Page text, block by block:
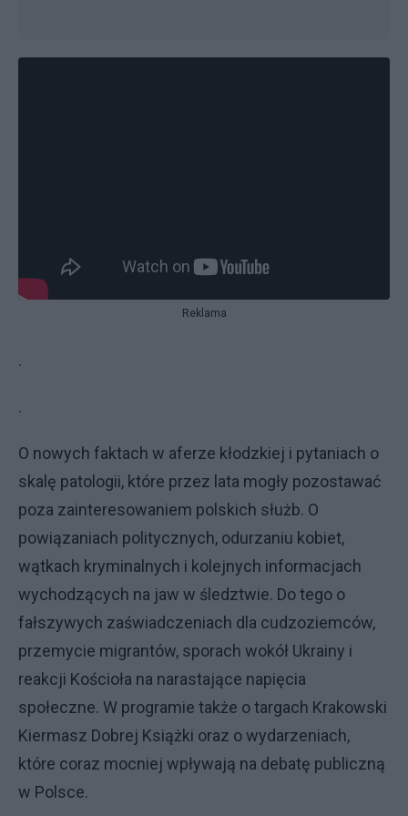
Reklama
.
.
O nowych faktach w aferze kłodzkiej i pytaniach o
skalę patologii, które przez lata mogły pozostawać
poza zainteresowaniem polskich służb. O
powiązaniach politycznych, odurzaniu kobiet,
wątkach kryminalnych i kolejnych informacjach
wychodzących na jaw w śledztwie. Do tego o
fałszywych zaświadczeniach dla cudzoziemców,
przemycie migrantów, sporach wokół Ukrainy i
reakcji Kościoła na narastające napięcia
społeczne. W programie także o targach Krakowski
Kiermasz Dobrej Książki oraz o wydarzeniach,
które coraz mocniej wpływają na debatę publiczną
w Polsce.